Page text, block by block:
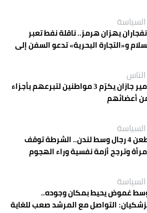
السياسة
يهزان هرمز.. ناقلة نفط تعبر
و«التجارة البحرية» تدعو السفن إلى
الناس
أمير جازان يكرّم 3 مواطنين لتبرعهم بأجزاء
أعضائهم
السياسة
طعن 4 رجال وسط لندن.. الشرطة توقف
وترجح أزمة نفسية وراء الهجوم
السياسة
غموض يحيط بمكان وجوده..
التواصل مع المرشد صعب للغاية